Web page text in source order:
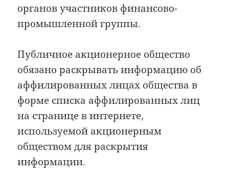
органов участников финансово-
промышленной группы.
Публичное акционерное общество
обязано раскрывать информацию об
аффилированных лицах общества в
форме списка аффилированных лиц
на странице в интернете,
используемой акционерным
обществом для раскрытия
информации.